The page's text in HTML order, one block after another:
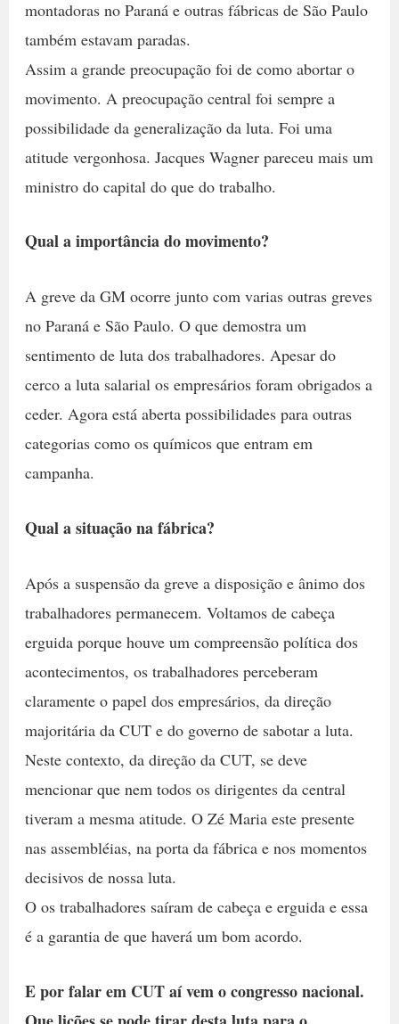
montadoras no Paraná e outras fábricas de São Paulo
também estavam paradas.
Assim a grande preocupação foi de como abortar o
movimento. A preocupação central foi sempre a
possibilidade da generalização da luta. Foi uma
atitude vergonhosa. Jacques Wagner pareceu mais um
ministro do capital do que do trabalho.
Qual a importância do movimento?
A greve da GM ocorre junto com varias outras greves
no Paraná e São Paulo. O que demostra um
sentimento de luta dos trabalhadores. Apesar do
cerco a luta salarial os empresários foram obrigados a
ceder. Agora está aberta possibilidades para outras
categorias como os químicos que entram em
campanha.
Qual a situação na fábrica?
Após a suspensão da greve a disposição e ânimo dos
trabalhadores permanecem. Voltamos de cabeça
erguida porque houve um compreensão política dos
acontecimentos, os trabalhadores perceberam
claramente o papel dos empresários, da direção
majoritária da CUT e do governo de sabotar a luta.
Neste contexto, da direção da CUT, se deve
mencionar que nem todos os dirigentes da central
tiveram a mesma atitude. O Zé Maria este presente
nas assembléias, na porta da fábrica e nos momentos
decisivos de nossa luta.
O os trabalhadores saíram de cabeça e erguida e essa
é a garantia de que haverá um bom acordo.
E por falar em CUT aí vem o congresso nacional.